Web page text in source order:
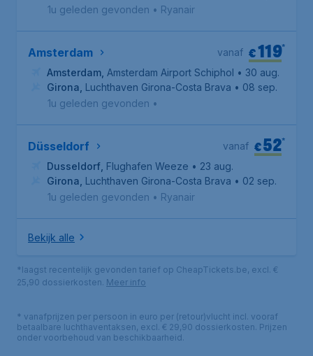
1u geleden gevonden • Ryanair
Amsterdam €119*
vanaf
Amsterdam Amsterdam Airport Schiphol • 30 aug.
Girona Luchthaven Girona-Costa Brava • 08 sep.
1u geleden gevonden •
Düsseldorf €52*
vanaf
Dusseldorf Flughafen Weeze • 23 aug.
Girona Luchthaven Girona-Costa Brava • 02 sep.
1u geleden gevonden • Ryanair
Bekijk alle
*laagst recentelijk gevonden tarief op CheapTickets.be, excl. €
25,90 dossierkosten. Meer info
* vanafprijzen per persoon in euro per (retour)vlucht incl. vooraf
betaalbare luchthaventaksen, excl. € 29,90 dossierkosten. Prijzen
onder voorbehoud van beschikbaarheid.